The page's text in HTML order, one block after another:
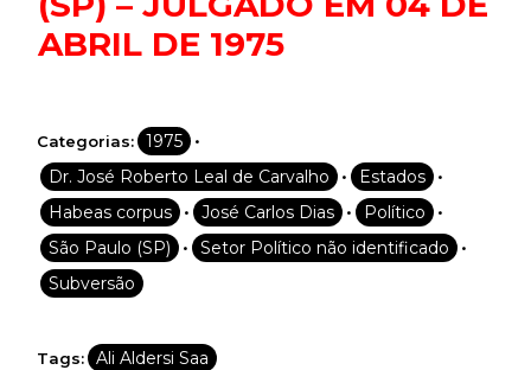
ABRIL DE 1975
Categorias: 1975 •
Dr. José Roberto Leal de Carvalho • Estados •
Habeas corpus • José Carlos Dias • Político •
São Paulo (SP) • Setor Político não identificado •
Subversão
Tags: Ali Aldersi Saa